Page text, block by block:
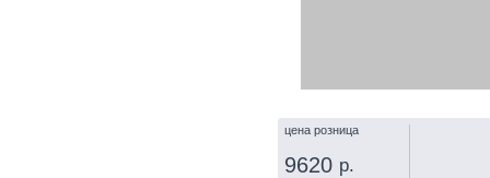
цена розница
9620 р.